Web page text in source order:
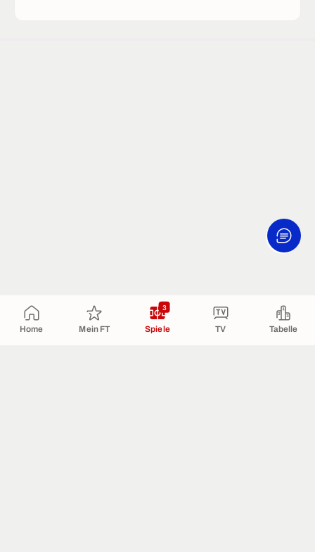
Home Mein FT Spiele
3
TV Tabelle